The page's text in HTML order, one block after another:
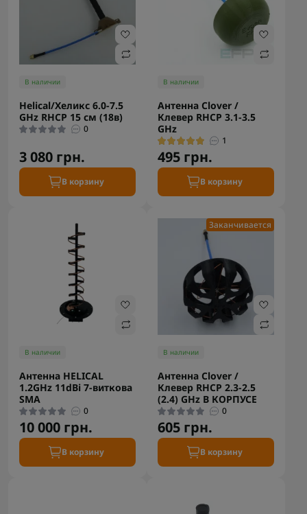
В наличии
Helical/Хеликс 6.0-7.5
GHz RHCP 15 см (18в)
0
3 080 грн.
В корзину
В наличии
Антенна Clover /
Клевер RHCP 3.1-3.5
GHz
1
495 грн.
В корзину
В наличии
Антенна HELICAL
1.2GHz 11dBi 7-виткова
SMA
0
10 000 грн.
В корзину
Заканчивается
В наличии
Антенна Clover /
Клевер RHCP 2.3-2.5
(2.4) GHz В КОРПУСЕ
0
605 грн.
В корзину